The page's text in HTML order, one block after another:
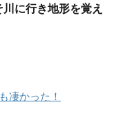
に行き地形を覚え
凄かった！